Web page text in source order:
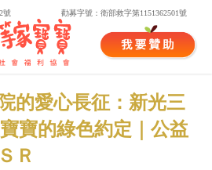
號 勸募字號：衛部救字第1151362501號
的愛心長征：新光三
寶的綠色約定｜公益
Ｒ